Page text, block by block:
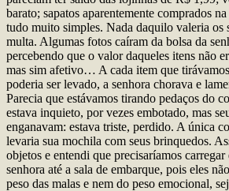
barato; sapatos aparentemente comprados
tudo muito simples. Nada daquilo valeria os
multa. Algumas fotos caíram da bolsa da
percebendo que o valor daqueles itens não
mas sim afetivo… A cada item que
poderia ser levado, a senhora chorava e
Parecia que estávamos tirando pedaços do
estava inquieto, por vezes embotado, mas
enganavam: estava triste, perdido. A única
levaria sua mochila com seus brinquedos.
objetos e entendi que precisaríamos carregar
senhora até a sala de embarque, pois eles
peso das malas e nem do peso emocional,